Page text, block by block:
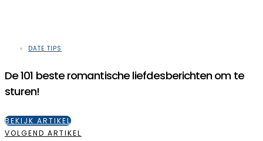
DATE TIPS
De 101 beste romantische liefdesberichten om te
sturen!
BEKIJK ARTIKEL
VOLGEND ARTIKEL